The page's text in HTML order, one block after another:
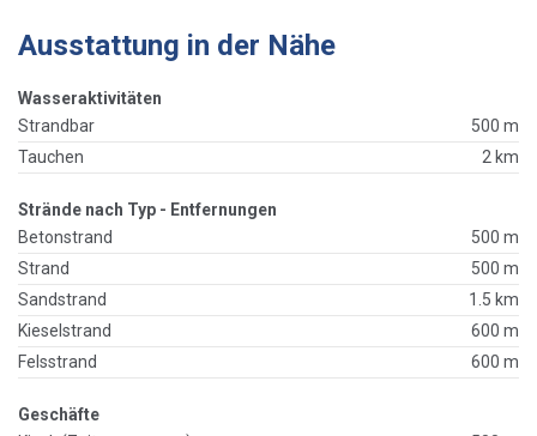
Ausstattung in der Nähe
Wasseraktivitäten
Strandbar
500 m
Tauchen
2 km
Strände nach Typ - Entfernungen
Betonstrand
500 m
Strand
500 m
Sandstrand
1.5 km
Kieselstrand
600 m
Felsstrand
600 m
Geschäfte